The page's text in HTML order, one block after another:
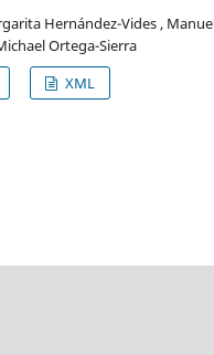
Hernández-Vides ,
Ortega-Sierra
XML